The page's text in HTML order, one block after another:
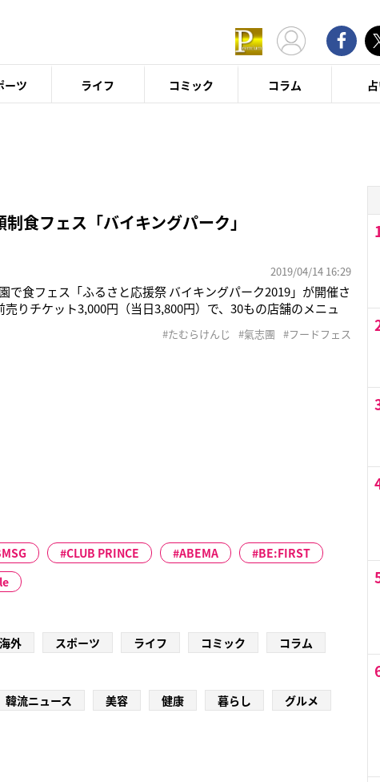
ーツ ライフ コミック コラム
食フェス「バイキングパーク」
2019/04/14 16:29
で食フェス「ふるさと応援祭 バイキングパーク2019」が開催さ
りチケット3,000円（当日3,800円）で、30もの店舗のメニュ
んじ（45）がオーナーを務める焼肉店「炭火焼肉たむら」の名
#たむらけんじ #氣志團 #フードフェス
CLUB PRINCE ABEMA
BE:FIRST
海外 スポーツ ライフ コミック
コラム
韓流ニュース 美容 健康 暮らし グルメ